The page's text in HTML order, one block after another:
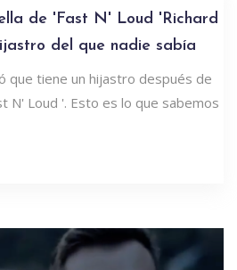
de 'Fast N' Loud 'Richard
del que nadie sabía
que tiene un hijastro después de
N' Loud '. Esto es lo que sabemos